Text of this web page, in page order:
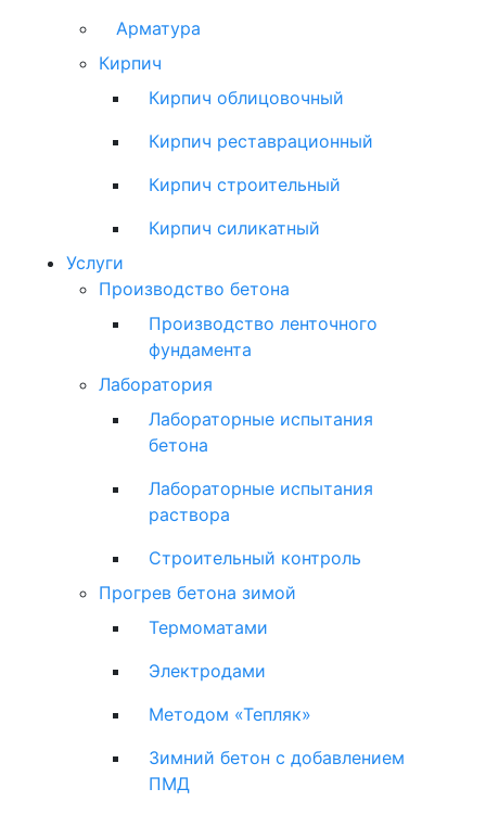
Арматура
Кирпич
Кирпич облицовочный
Кирпич реставрационный
Кирпич строительный
Кирпич силикатный
Услуги
Производство бетона
Производство ленточного
фундамента
Лаборатория
Лабораторные испытания
бетона
Лабораторные испытания
раствора
Строительный контроль
Прогрев бетона зимой
Термоматами
Электродами
Методом «Тепляк»
Зимний бетон с добавлением
ПМД